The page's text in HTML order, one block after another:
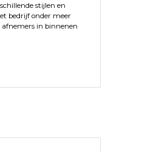
stijlen en
bedrijf onder meer
in binnenen